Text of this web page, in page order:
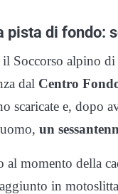
pista di fondo:
Soccorso alpino di
dal Centro
scaricate e, dopo
un
al momento della
in